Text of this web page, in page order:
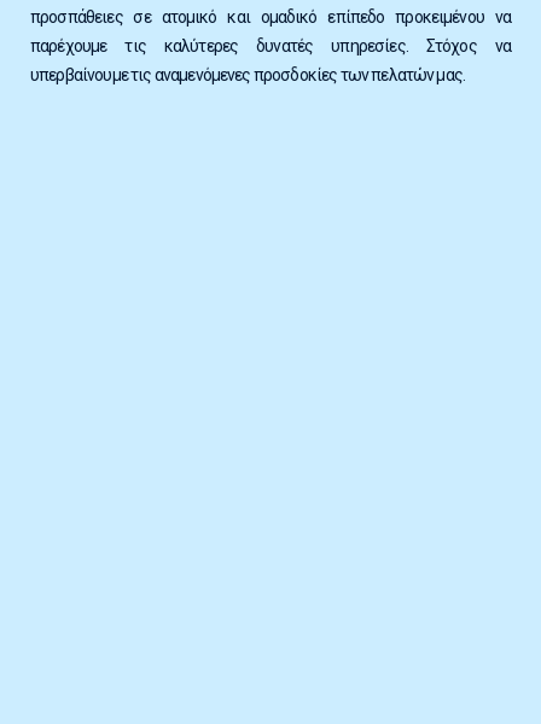
προσπάθειες σε ατομικό και ομαδικό επίπεδο προκειμένου να
παρέχουμε τις καλύτερες δυνατές υπηρεσίες. Στόχος να
υπερβαίνουμε τις αναμενόμενες προσδοκίες των πελατών μας.